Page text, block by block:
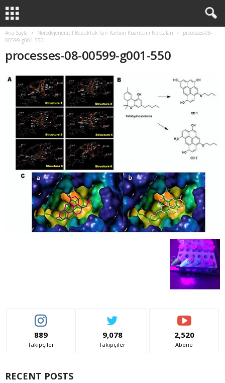
Ana Sayfa Nörodejeneratif Bozukluk İçin Karbon Kuantum Noktaları
processes-08-
00599-g001-550
processes-08-00599-g001-550
889
Takipçiler
9,078
Takipçiler
2,520
Abone
RECENT POSTS